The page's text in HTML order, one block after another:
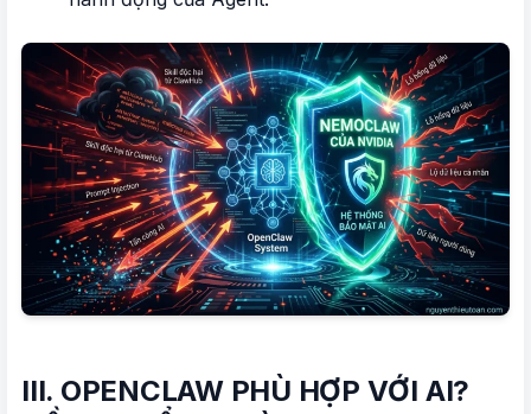
III. OPENCLAW PHÙ HỢP VỚI AI?